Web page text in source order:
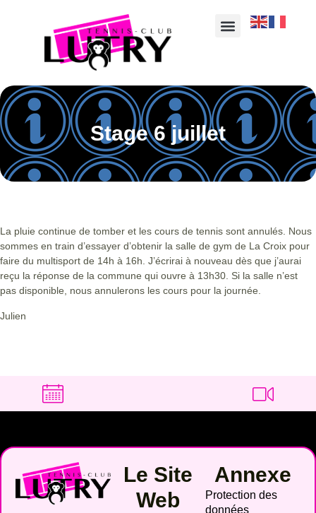
Stage 6 juillet
La pluie continue de tomber et les cours de tennis sont annulés. Nous
sommes en train d’essayer d’obtenir la salle de gym de La Croix pour
faire du multisport de 14h à 16h. J’écrirai à nouveau dès que j’aurai
reçu la réponse de la commune qui ouvre à 13h30. Si la salle n’est
pas disponible, nous annulerons les cours pour la journée.
Julien
Le Site
Web
Annexe
Protection des
données